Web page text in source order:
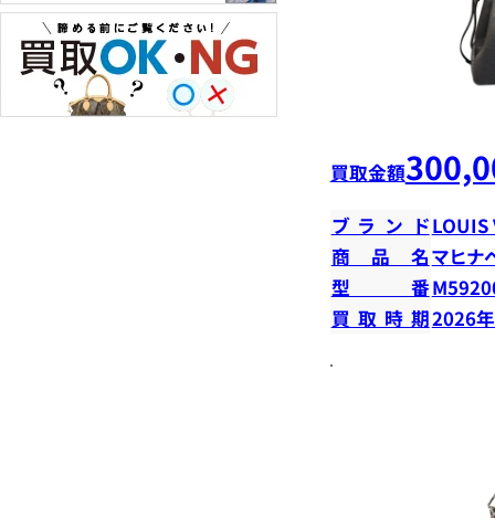
買取金額
ブランドLOUIS
商品名マヒナ
型番
買取時期2026